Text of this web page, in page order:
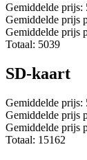
Gemiddelde prijs:
Gemiddelde prijs
Gemiddelde prijs
Totaal: 5039
SD-kaart
Gemiddelde prijs:
Gemiddelde prijs
Gemiddelde prijs
Totaal: 15162